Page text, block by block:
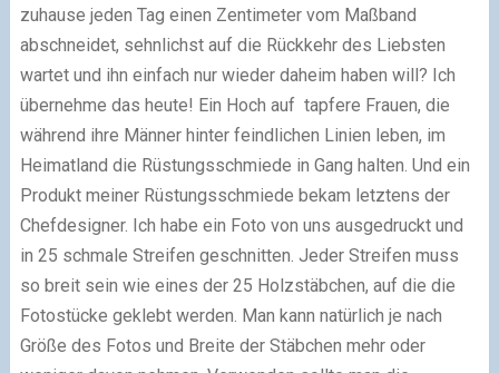
zuhause jeden Tag einen Zentimeter vom Maßband
abschneidet, sehnlichst auf die Rückkehr des Liebsten
wartet und ihn einfach nur wieder daheim haben will? Ich
übernehme das heute! Ein Hoch auf tapfere Frauen, die
während ihre Männer hinter feindlichen Linien leben, im
Heimatland die Rüstungsschmiede in Gang halten. Und ein
Produkt meiner Rüstungsschmiede bekam letztens der
Chefdesigner. Ich habe ein Foto von uns ausgedruckt und
in 25 schmale Streifen geschnitten. Jeder Streifen muss
so breit sein wie eines der 25 Holzstäbchen, auf die die
Fotostücke geklebt werden. Man kann natürlich je nach
Größe des Fotos und Breite der Stäbchen mehr oder